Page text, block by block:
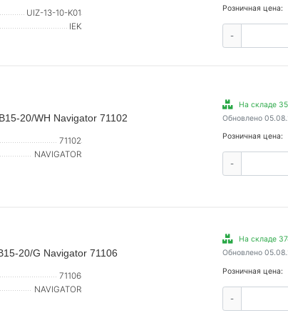
UIZ-13-10-K01
IEK
Розничная цена:
-
20/WH Navigator 71102
71102
NAVIGATOR
На складе
Обновлено
Розничная цена:
-
20/G Navigator 71106
71106
NAVIGATOR
На складе
Обновлено
Розничная цена:
-